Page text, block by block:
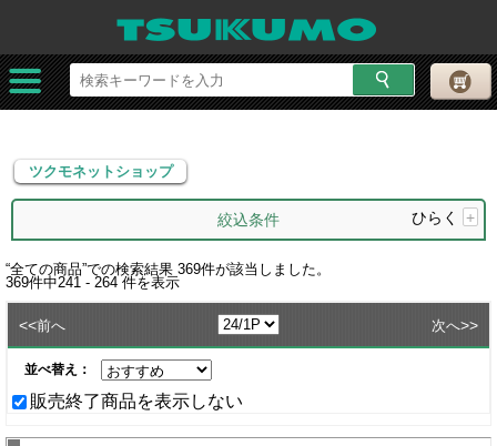
ツクモネットショップ
ツクモネットショップ
絞込条件 ひらく +
“全ての商品”での検索結果 369件が該当しました。
369件中241 - 264 件を表示
<<前へ 次へ>>
並べ替え：
販売終了商品を表示しない